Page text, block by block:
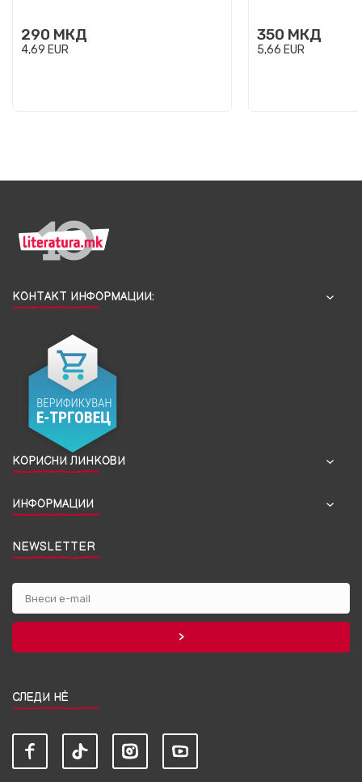
290 МКД
4,69 EUR
350 МКД
5,66 EUR
КОНТАКТ ИНФОРМАЦИИ:
КОРИСНИ ЛИНКОВИ
ИНФОРМАЦИИ
NEWSLETTER
СЛЕДИ НЀ